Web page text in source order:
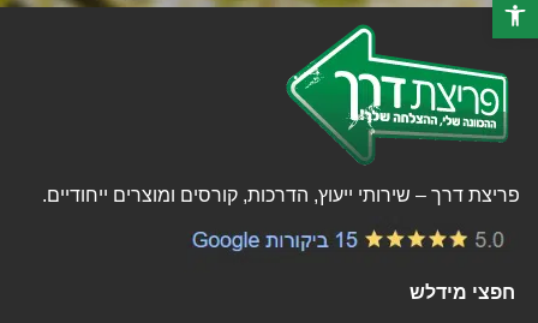
פריצת דרך – שירותי ייעוץ, הדרכות, קורסים ומוצרים ייחודיים.
חפצי מידלש